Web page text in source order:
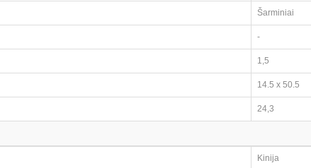
Šarminiai
-
1,5
14.5 x 50.5
24,3
Kinija